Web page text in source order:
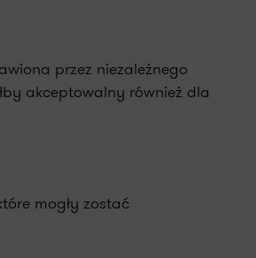
przez niezależnego
akceptowalny również dla
mogły zostać